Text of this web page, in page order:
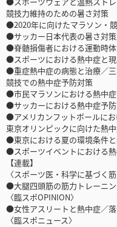
競技力維持のための暑さ対策
●2020年に向けたマラソン・
●サッカー日本代表の暑さ対
●脊髄損傷者における運動時
●スポーツにおける熱中症と
●重症熱中症の病態と治療／
競技での熱中症予防対策
●市民マラソンにおける熱中
●サッカーにおける熱中症予
●アメリカンフットボールに
東京オリンピックに向けた熱
●東京における夏の環境条件
●スポーツイベントにおける
【連載】
〈スポーツ医・科学に基づく
●大腿四頭筋の筋力トレーニ
〈臨スポOPINION〉
●女性アスリートと熱中症／
〈臨スポニュース〉